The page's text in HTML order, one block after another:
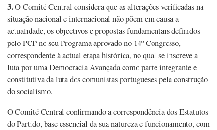
3.O Comité Central considera que as alterações verificadas na
situação nacional e internacional não põem em causa a
actualidade, os objectivos e propostas fundamentais definidos
pelo PCP no seu Programa aprovado no 14º Congresso,
correspondente à actual etapa histórica, no qual se inscreve a
luta por uma Democracia Avançada como parte integrante e
constitutiva da luta dos comunistas portugueses pela construção
do socialismo.
O Comité Central confirmando a correspondência dos Estatutos
do Partido, base essencial da sua natureza e funcionamento, com